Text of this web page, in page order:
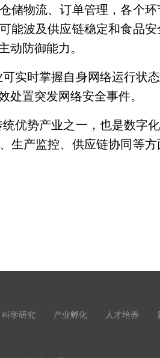
储物流、订单管理，各个
能波及供应链稳定和食品
动防御能力。
实时掌握自身网络运行状
处置突发网络安全事件。
优势产业之一，也是数字
生产监控、供应链协同等
科学研究 产业孵化 人才培养